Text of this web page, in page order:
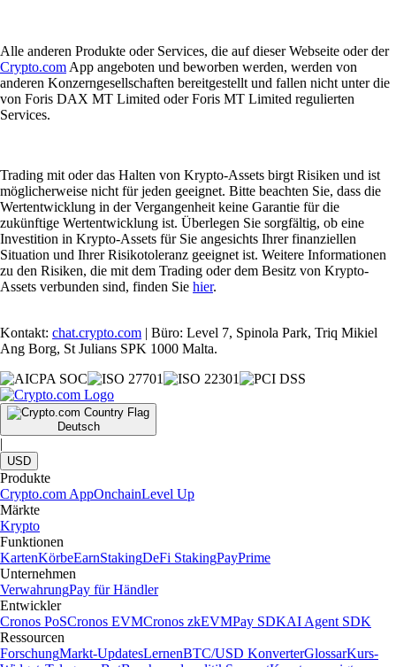
Alle anderen Produkte oder Services, die auf dieser Webseite oder der
Crypto.com App angeboten und beworben werden, werden von
anderen Konzerngesellschaften bereitgestellt und fallen nicht unter die
von Foris DAX MT Limited oder Foris MT Limited regulierten
Services.
Trading mit oder das Halten von Krypto-Assets birgt Risiken und ist
möglicherweise nicht für jeden geeignet. Bitte beachten Sie, dass die
Wertentwicklung in der Vergangenheit keine Garantie für die
zukünftige Wertentwicklung ist. Überlegen Sie sorgfältig, ob eine
Investition in Krypto-Assets für Sie angesichts Ihrer finanziellen
Situation und Ihrer Risikotoleranz geeignet ist. Weitere Informationen
zu den Risiken, die mit dem Trading oder dem Besitz von Krypto-
Assets verbunden sind, finden Sie hier.
Kontakt: chat.crypto.com | Büro: Level 7, Spinola Park, Triq Mikiel
Ang Borg, St Julians SPK 1000 Malta.
Deutsch
|
USD
Produkte
Crypto.com AppOnchainLevel Up
Märkte
Krypto
Funktionen
KartenKörbeEarnStakingDeFi StakingPayPrime
Unternehmen
VerwahrungPay für Händler
Entwickler
Cronos PoSCronos EVMCronos zkEVMPay SDKAI Agent SDK
Ressourcen
ForschungMarkt-UpdatesLernenBTC/USD KonverterGlossarKurs-